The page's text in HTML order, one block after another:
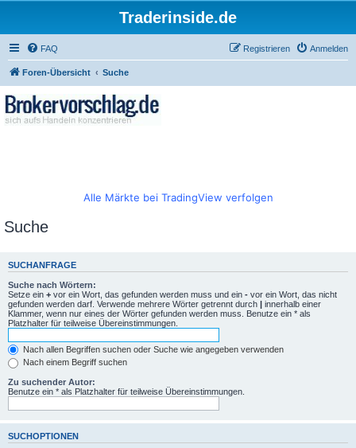
Traderinside.de
FAQ Anmelden
Registrieren
Foren-Übersicht Suche
Alle Märkte bei TradingView verfolgen
Suche
SUCHANFRAGE
Suche nach Wörtern:
Setze ein + vor ein Wort, das gefunden werden muss und ein - vor ein Wort, das nicht
gefunden werden darf. Verwende mehrere Wörter getrennt durch | innerhalb einer
Klammer, wenn nur eines der Wörter gefunden werden muss. Benutze ein * als
Platzhalter für teilweise Übereinstimmungen.
Nach allen Begriffen suchen oder Suche wie angegeben verwenden
Nach einem Begriff suchen
Zu suchender Autor:
Benutze ein * als Platzhalter für teilweise Übereinstimmungen.
SUCHOPTIONEN